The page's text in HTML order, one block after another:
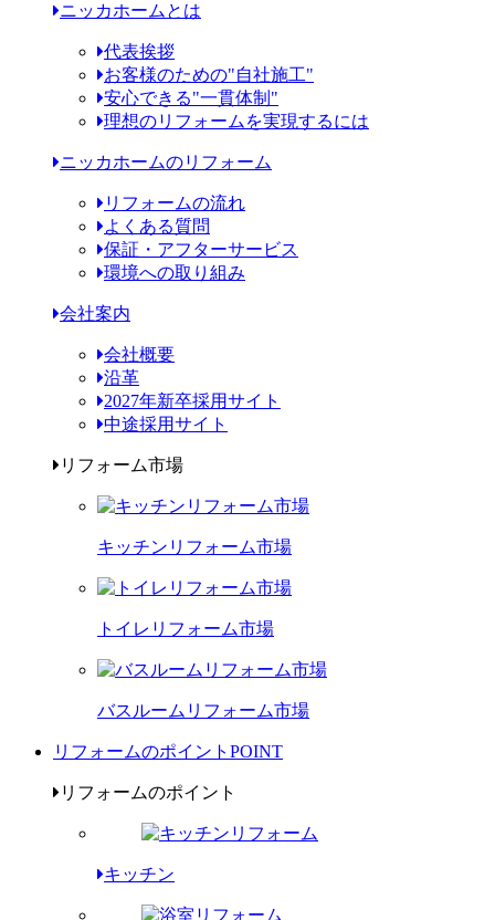
ニッカホームとは
代表挨拶
お客様のための"自社施工"
安心できる"一貫体制"
理想のリフォームを実現するには
ニッカホームのリフォーム
リフォームの流れ
よくある質問
保証・アフターサービス
環境への取り組み
会社案内
会社概要
沿革
2027年新卒採用サイト
中途採用サイト
リフォーム市場
キッチンリフォーム市場
トイレリフォーム市場
バスルームリフォーム市場
リフォームのポイント POINT
リフォームのポイント
キッチン